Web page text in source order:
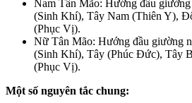
Nam Tân Mão: Hướng đầu
(Sinh Khí), Tây Nam (Thiên Y),
(Phục Vị).
Nữ Tân Mão: Hướng đầu giường
(Sinh Khí), Tây (Phúc Đức), Tây
(Phục Vị).
Một số nguyên tắc chung: